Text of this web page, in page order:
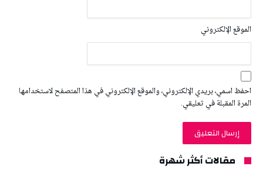
الموقع الإلكتروني
احفظ اسمي، بريدي الإلكتروني، والموقع الإلكتروني في هذا المتصفح لاستخدامها
المرة المقبلة في تعليقي.
مقالات أكثر شهرة